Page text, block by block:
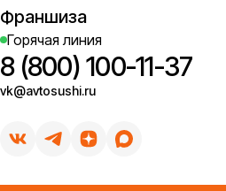
Франшиза
Горячая линия
8 (800) 100-11-37
vk@avtosushi.ru